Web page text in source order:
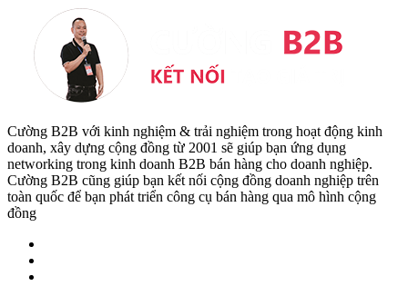
Cường B2B với kinh nghiệm & trải nghiệm trong hoạt động kinh
doanh, xây dựng cộng đồng từ 2001 sẽ giúp bạn ứng dụng
networking trong kinh doanh B2B bán hàng cho doanh nghiệp.
Cường B2B cũng giúp bạn kết nối cộng đồng doanh nghiệp trên
toàn quốc để bạn phát triển công cụ bán hàng qua mô hình cộng
đồng